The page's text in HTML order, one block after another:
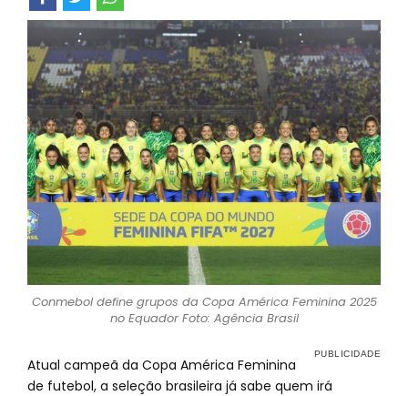
Conmebol define grupos da Copa América Feminina 2025
no Equador Foto: Agência Brasil
Atual campeã da Copa América Feminina
de futebol, a seleção brasileira já sabe quem irá